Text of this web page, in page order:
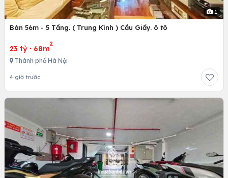
1
Bán 56m - 5 Tầng. ( Trung Kính ) Cầu Giấy. ô tô
23 tỷ · 68m
2
Thành phố Hà Nội
4 giờ trước